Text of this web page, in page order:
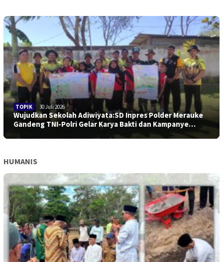
TOPIK 30 Juli 2026
Wujudkan Sekolah Adiwiyata:SD Inpres Polder Merauke
Gandeng TNI-Polri Gelar Karya Bakti dan Kampanye…
HUMANIS